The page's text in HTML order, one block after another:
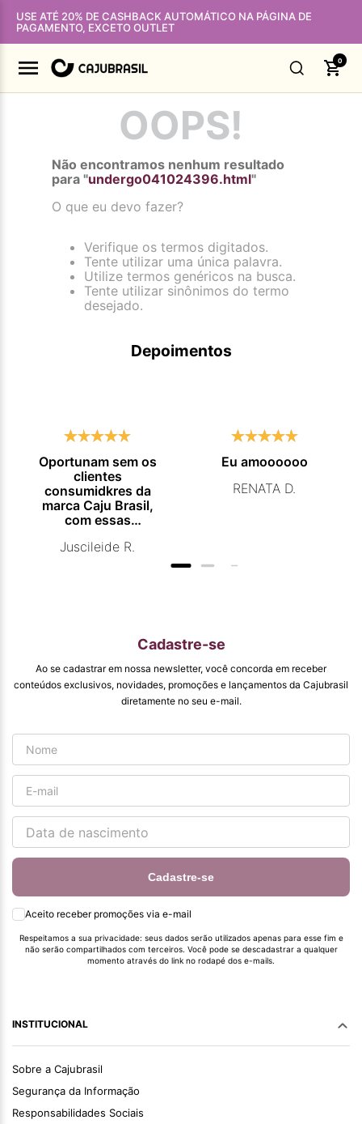
USE ATÉ 20% DE CASHBACK AUTOMÁTICO NA PÁGINA DE
PAGAMENTO, EXCETO OUTLET
0
OOPS!
Não encontramos nenhum resultado
para "undergo041024396.html"
O que eu devo fazer?
Verifique os termos digitados.
Tente utilizar uma única palavra.
Utilize termos genéricos na busca.
Tente utilizar sinônimos do termo
desejado.
Depoimentos
Oportunam sem os
clientes
consumidkres da
marca Caju Brasil,
com essas
promocionais de
qualidade que vcs
entregam. Parabéns
#
pormaiscampanhaspromorcionais.
Juscileide R.
Eu amoooooo
RENATA D.
Cadastre-se
Ao se cadastrar em nossa newsletter, você concorda em receber
conteúdos exclusivos, novidades, promoções e lançamentos da Cajubrasil
diretamente no seu e-mail.
Cadastre-se
Aceito receber promoções via e-mail
Respeitamos a sua privacidade: seus dados serão utilizados apenas para esse fim e
não serão compartilhados com terceiros. Você pode se descadastrar a qualquer
momento através do link no rodapé dos e-mails.
INSTITUCIONAL
Sobre a Cajubrasil
Segurança da Informação
Responsabilidades Sociais